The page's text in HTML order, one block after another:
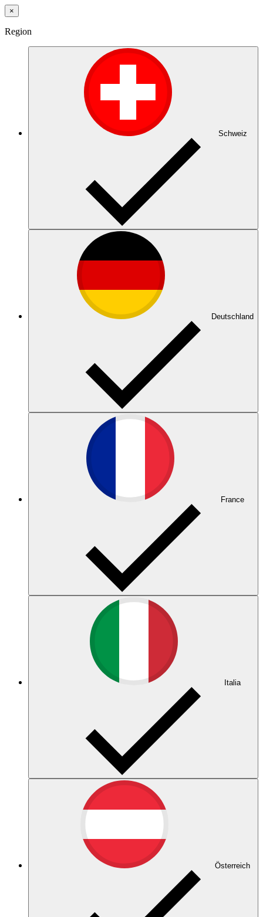
×
Region
Schweiz
Deutschland
France
Italia
Österreich